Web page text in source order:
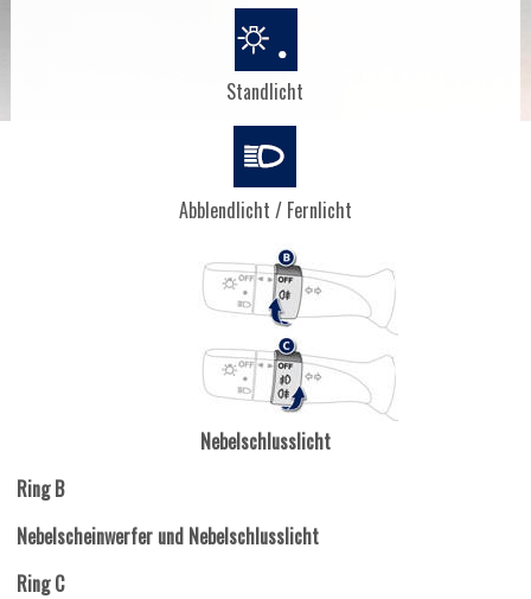
Standlicht
Abblendlicht / Fernlicht
Nebelschlusslicht
Ring B
Nebelscheinwerfer und Nebelschlusslicht
Ring C